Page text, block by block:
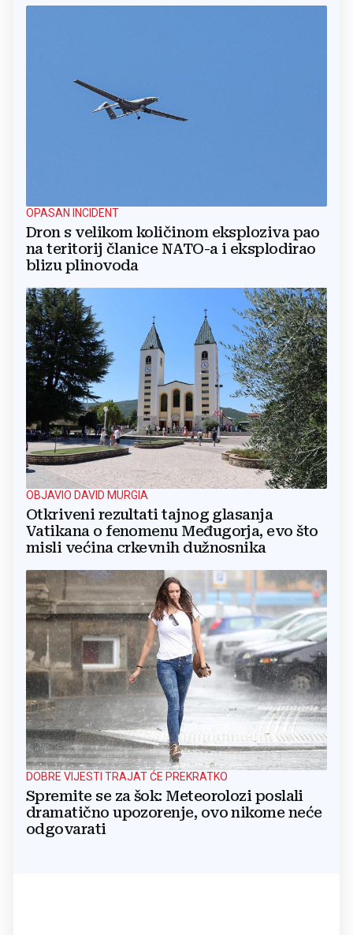
OPASAN INCIDENT
Dron s velikom količinom eksploziva pao
na teritorij članice NATO-a i eksplodirao
blizu plinovoda
OBJAVIO DAVID MURGIA
Otkriveni rezultati tajnog glasanja
Vatikana o fenomenu Međugorja, evo što
misli većina crkevnih dužnosnika
DOBRE VIJESTI TRAJAT ĆE PREKRATKO
Spremite se za šok: Meteorolozi poslali
dramatično upozorenje, ovo nikome neće
odgovarati